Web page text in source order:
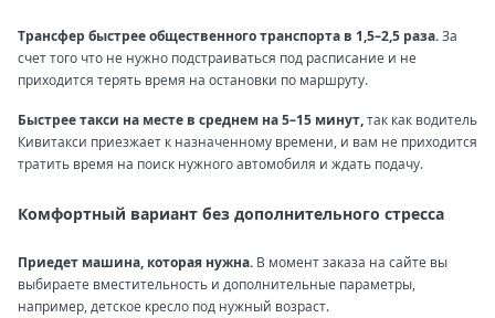
Трансфер быстрее общественного транспорта в 1,5–2,5 раза.За
счет того что не нужно подстраиваться под расписание и не
приходится терять время на остановки по маршруту.
Быстрее такси на месте в среднем на 5–15 минут,так как водитель
Кивитакси приезжает к назначенному времени, и вам не приходится
тратить время на поиск нужного автомобиля и ждать подачу.
Комфортный вариант без дополнительного стресса
Приедет машина, которая нужна. В момент заказа на сайте вы
выбираете вместительность и дополнительные параметры,
например, детское кресло под нужный возраст.